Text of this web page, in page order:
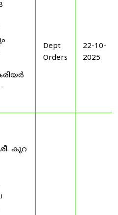
Dept
Orders
22-10-
2025
കുറ